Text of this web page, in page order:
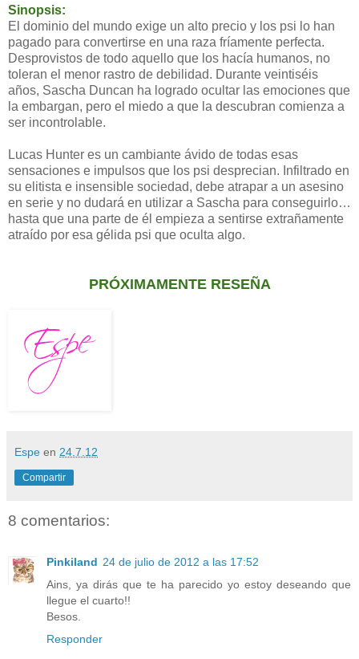
Sinopsis:
El dominio del mundo exige un alto precio y los psi lo han
pagado para convertirse en una raza fríamente perfecta.
Desprovistos de todo aquello que los hacía humanos, no
toleran el menor rastro de debilidad. Durante veintiséis
años, Sascha Duncan ha logrado ocultar las emociones que
la embargan, pero el miedo a que la descubran comienza a
ser incontrolable.
Lucas Hunter es un cambiante ávido de todas esas
sensaciones e impulsos que los psi desprecian. Infiltrado en
su elitista e insensible sociedad, debe atrapar a un asesino
en serie y no dudará en utilizar a Sascha para conseguirlo…
hasta que una parte de él empieza a sentirse extrañamente
atraído por esa gélida psi que oculta algo.
PRÓXIMAMENTE RESEÑA
Espe en 24.7.12
Compartir
8 comentarios:
Pinkiland 24 de julio de 2012 a las 17:52
Ains, ya dirás que te ha parecido yo estoy deseando que
llegue el cuarto!!
Besos.
Responder